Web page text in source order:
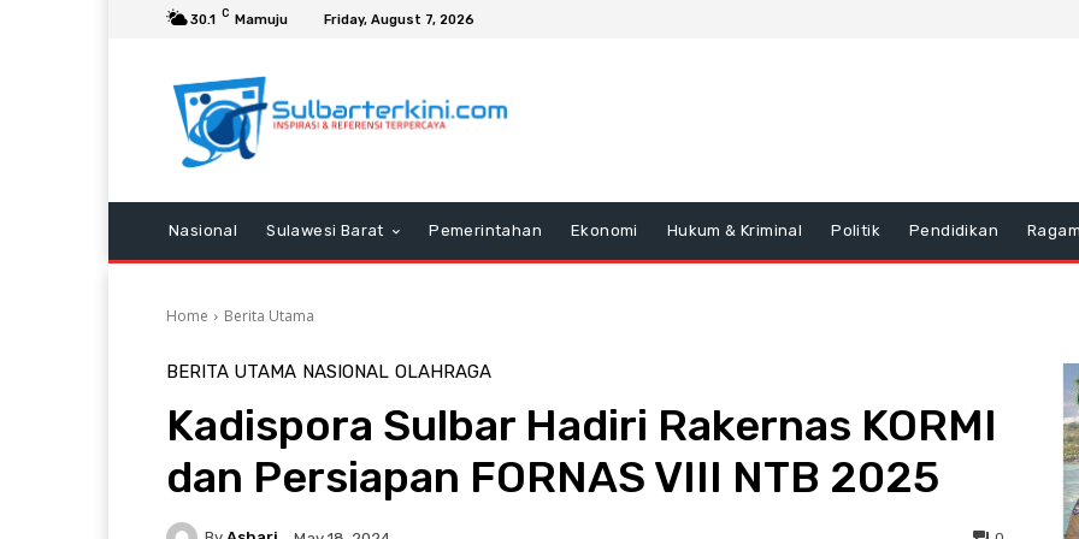
30.1 C Mamuju Friday, August 7, 2026
Nasional Sulawesi Barat Pemerintahan Ekonomi Hukum & Kriminal Politik Pendidikan
Home Berita Utama
BERITA UTAMA NASIONAL OLAHRAGA
Kadispora Sulbar Hadiri Rakernas KORMI
dan Persiapan FORNAS VIII NTB 2025